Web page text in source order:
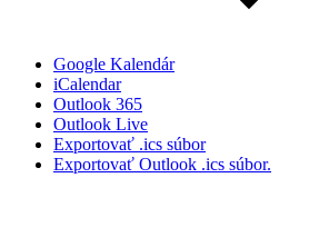
Google Kalendár
iCalendar
Outlook 365
Outlook Live
Exportovať .ics súbor
Exportovať Outlook .ics súbor.